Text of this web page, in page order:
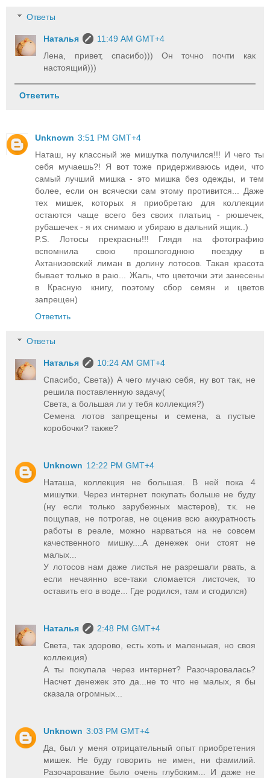
Ответы
Наталья
11:49 AM GMT+4
Лена, привет, спасибо))) Он точно почти как
настоящий)))
Ответить
Unknown 3:51 PM GMT+4
Наташ, ну классный же мишутка получился!!! И чего ты
себя мучаешь?! Я вот тоже придерживаюсь идеи, что
самый лучший мишка - это мишка без одежды, и тем
более, если он всячески сам этому противится... Даже
тех мишек, которых я приобретаю для коллекции
остаются чаще всего без своих платьиц - рюшечек,
рубашечек - я их снимаю и убираю в дальний ящик..)
P.S. Лотосы прекрасны!!! Глядя на фотографию
вспомнила свою прошлогоднюю поездку в
Ахтанизовский лиман в долину лотосов. Такая красота
бывает только в раю... Жаль, что цветочки эти занесены
в Красную книгу, поэтому сбор семян и цветов
запрещен)
Ответить
Ответы
Наталья
10:24 AM GMT+4
Спасибо, Света)) А чего мучаю себя, ну вот так, не
решила поставленную задачу(
Света, а большая ли у тебя коллекция?)
Семена лотов запрещены и семена, а пустые
коробочки? также?
Unknown 12:22 PM GMT+4
Наташа, коллекция не большая. В ней пока 4
мишутки. Через интернет покупать больше не буду
(ну если только зарубежных мастеров), т.к. не
пощупав, не потрогав, не оценив всю аккуратность
работы в реале, можно нарваться на не совсем
качественного мишку....А денежек они стоят не
малых...
У лотосов нам даже листья не разрешали рвать, а
если нечаянно все-таки сломается листочек, то
оставить его в воде... Где родился, там и сгодился)
Наталья
2:48 PM GMT+4
Света, так здорово, есть хоть и маленькая, но своя
коллекция)
А ты покупала через интернет? Разочаровалась?
Насчет денежек это да...не то что не малых, я бы
сказала огромных...
Unknown 3:03 PM GMT+4
Да, был у меня отрицательный опыт приобретения
мишек. Не буду говорить не имен, ни фамилий.
Разочарование было очень глубоким... И даже не